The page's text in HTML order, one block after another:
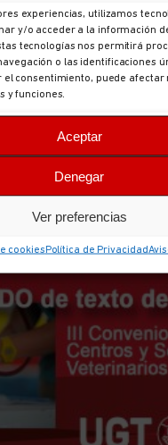
experiencias, utilizamos
y/o acceder a la información
tecnologías nos permitirá
o las identificaciones
el consentimiento, puede afectar
y funciones.
Aceptar
Denegar
Ver preferencias
cookies Política de Privacidad
informa:
en la Consejería de
Europeos